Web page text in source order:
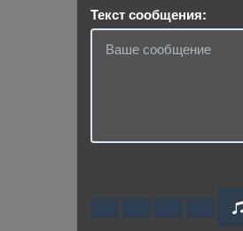
Текст сообщения: